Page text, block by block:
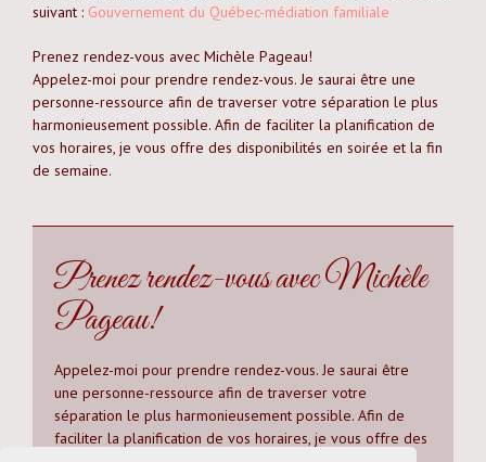
suivant : Gouvernement du Québec-médiation familiale
Prenez rendez-vous avec Michèle Pageau!
Appelez-moi pour prendre rendez-vous. Je saurai être une
personne-ressource afin de traverser votre séparation le plus
harmonieusement possible. Afin de faciliter la planification de
vos horaires, je vous offre des disponibilités en soirée et la fin
de semaine.
Prenez rendez-vous avec Michèle
Pageau!
Appelez-moi pour prendre rendez-vous. Je saurai être
une personne-ressource afin de traverser votre
séparation le plus harmonieusement possible. Afin de
faciliter la planification de vos horaires, je vous offre des